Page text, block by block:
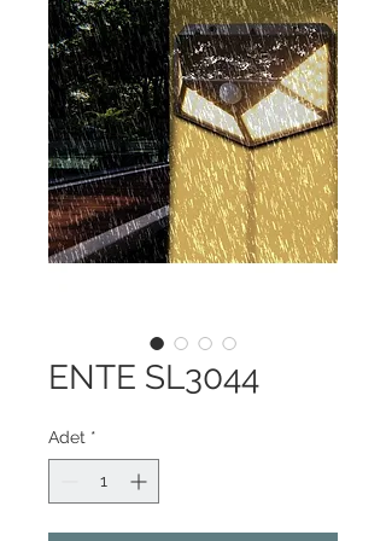
ENTE SL3044
Adet *